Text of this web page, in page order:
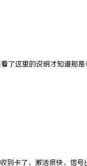
了这里的说明才知道那
到卡了，激活很快，信